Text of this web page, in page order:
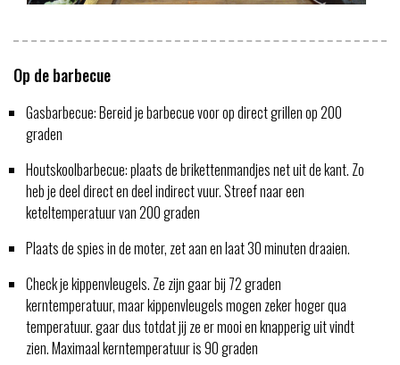
Op de barbecue
Gasbarbecue: Bereid je barbecue voor op direct grillen op 200
graden
Houtskoolbarbecue: plaats de brikettenmandjes net uit de kant. Zo
heb je deel direct en deel indirect vuur. Streef naar een
keteltemperatuur van 200 graden
Plaats de spies in de moter, zet aan en laat 30 minuten draaien.
Check je kippenvleugels. Ze zijn gaar bij 72 graden
kerntemperatuur, maar kippenvleugels mogen zeker hoger qua
temperatuur. gaar dus totdat jij ze er mooi en knapperig uit vindt
zien. Maximaal kerntemperatuur is 90 graden